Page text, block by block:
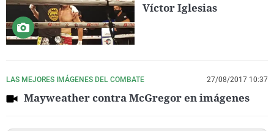
Víctor Iglesias
LAS MEJORES IMÁGENES DEL COMBATE 27/08/2017 10:37
Mayweather contra McGregor en imágenes